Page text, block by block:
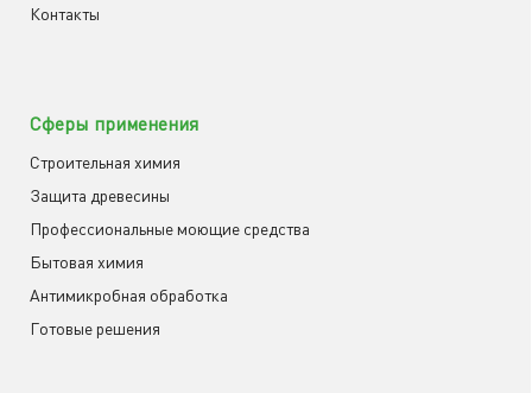
Контакты
Сферы применения
Строительная химия
Защита древесины
Профессиональные моющие средства
Бытовая химия
Антимикробная обработка
Готовые решения